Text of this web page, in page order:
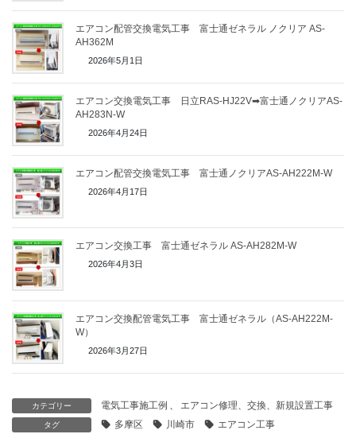
エアコン配管交換電気工事 富士通ゼネラル ノクリア AS-
AH362M
2026年5月1日
エアコン交換電気工事 日立RAS-HJ22V➡富士通ノクリアAS-
AH283N-W
2026年4月24日
エアコン配管交換電気工事 富士通ノクリアAS-AH222M-W
2026年4月17日
エアコン交換工事 富士通ゼネラル AS-AH282M-W
2026年4月3日
エアコン交換配管電気工事 富士通ゼネラル（AS-AH222M-
W）
2026年3月27日
カテゴリー 電気工事施工例 エアコン修理、交換、新規設置工事
タグ 多摩区 川崎市
エアコン工事